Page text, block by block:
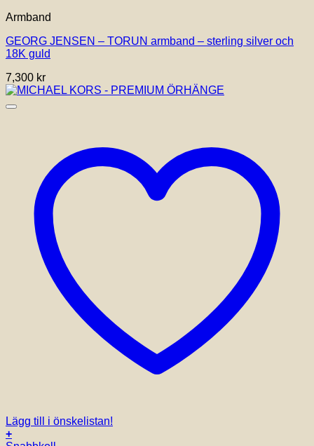
produkten
flera
varianter.
olika
alternativen
kan
Armband
GEORG JENSEN – TORUN armband – sterling silver och
18K guld
7,300 kr
Lägg till i önskelistan!
+